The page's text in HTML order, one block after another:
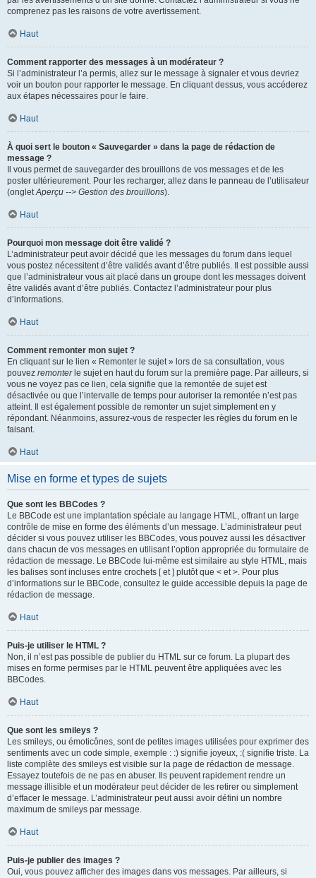
comprenez pas les raisons de votre avertissement.
Haut
Comment rapporter des messages à un modérateur ?
Si l’administrateur l’a permis, allez sur le message à signaler et vous devriez
voir un bouton pour rapporter le message. En cliquant dessus, vous accéderez
aux étapes nécessaires pour le faire.
Haut
À quoi sert le bouton « Sauvegarder » dans la page de rédaction de
message ?
Il vous permet de sauvegarder des brouillons de vos messages et de les
poster ultérieurement. Pour les recharger, allez dans le panneau de l’utilisateur
(ongletAperçu --> Gestion des brouillons).
Haut
Pourquoi mon message doit être validé ?
L’administrateur peut avoir décidé que les messages du forum dans lequel
vous postez nécessitent d’être validés avant d’être publiés. Il est possible aussi
que l’administrateur vous ait placé dans un groupe dont les messages doivent
être validés avant d’être publiés. Contactez l’administrateur pour plus
d’informations.
Haut
Comment remonter mon sujet ?
En cliquant sur le lien « Remonter le sujet » lors de sa consultation, vous
pouvez remonterle sujet en haut du forum sur la première page. Par ailleurs, si
vous ne voyez pas ce lien, cela signifie que la remontée de sujet est
désactivée ou que l’intervalle de temps pour autoriser la remontée n’est pas
atteint. Il est également possible de remonter un sujet simplement en y
répondant. Néanmoins, assurez-vous de respecter les règles du forum en le
faisant.
Haut
Mise en forme et types de sujets
Que sont les BBCodes ?
Le BBCode est une implantation spéciale au langage HTML, offrant un large
contrôle de mise en forme des éléments d’un message. L’administrateur peut
décider si vous pouvez utiliser les BBCodes, vous pouvez aussi les désactiver
dans chacun de vos messages en utilisant l’option appropriée du formulaire de
rédaction de message. Le BBCode lui-même est similaire au style HTML, mais
les balises sont incluses entre crochets [ et ] plutôt que < et >. Pour plus
d’informations sur le BBCode, consultez le guide accessible depuis la page de
rédaction de message.
Haut
Puis-je utiliser le HTML ?
Non, il n’est pas possible de publier du HTML sur ce forum. La plupart des
mises en forme permises par le HTML peuvent être appliquées avec les
BBCodes.
Haut
Que sont les smileys ?
Les smileys, ou émoticônes, sont de petites images utilisées pour exprimer des
sentiments avec un code simple, exemple : :) signifie joyeux, :( signifie triste. La
liste complète des smileys est visible sur la page de rédaction de message.
Essayez toutefois de ne pas en abuser. Ils peuvent rapidement rendre un
message illisible et un modérateur peut décider de les retirer ou simplement
d’effacer le message. L’administrateur peut aussi avoir défini un nombre
maximum de smileys par message.
Haut
Puis-je publier des images ?
Oui, vous pouvez afficher des images dans vos messages. Par ailleurs, si